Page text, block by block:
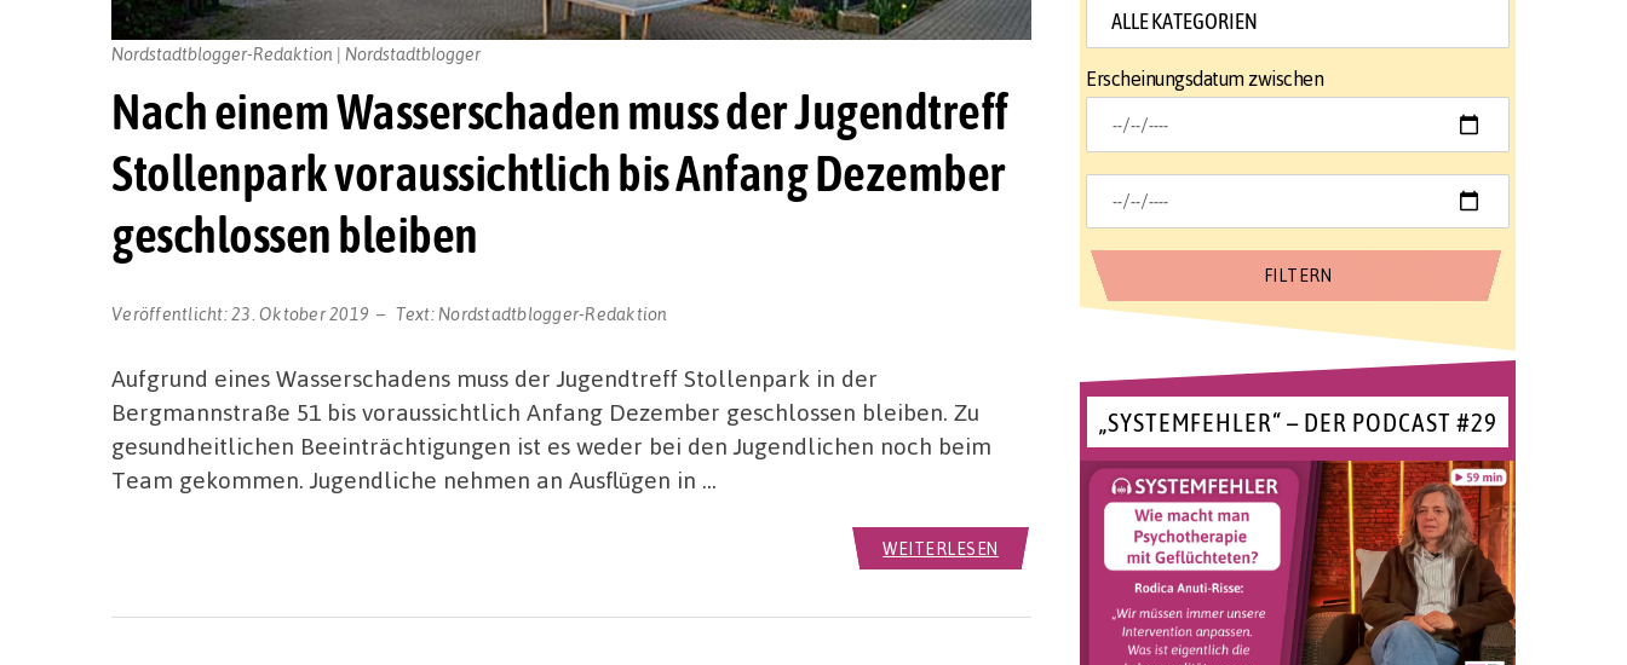
Nach einem Wasserschaden muss der Jugendtreff
Stollenpark voraussichtlich bis Anfang Dezember
geschlossen bleiben
Veröffentlicht:23. Oktober 2019 Text: Nordstadtblogger-Redaktion
Nordstadtblogger-Redaktion | Nordstadtblogger
Aufgrund eines Wasserschadens muss der Jugendtreff Stollenpark in der
Bergmannstraße 51 bis voraussichtlich Anfang Dezember geschlossen bleiben. Zu
gesundheitlichen Beeinträchtigungen ist es weder bei den Jugendlichen noch beim
Team gekommen. Jugendliche nehmen an Ausflügen in …
WEITERLESEN
Erscheinungsdatum zwischen
„SYSTEMFEHLER“ – DER PODCAST #29